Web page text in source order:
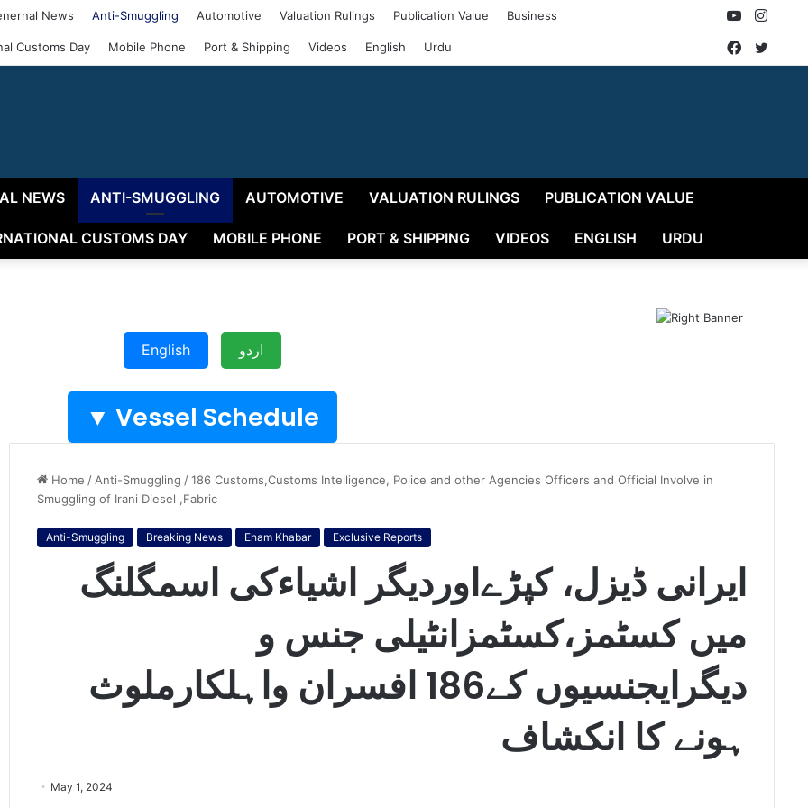
News Anti-Smuggling Automotive Valuation Rulings Publication Value Business
Customs Day Mobile Phone Port & Shipping Videos English Urdu
YouTube
Facebook
NEWS ANTI-SMUGGLING AUTOMOTIVE VALUATION RULINGS PUBLICATION VALUE
CUSTOMS DAY MOBILE PHONE PORT & SHIPPING VIDEOS ENGLISH URDU
English اردو
Vessel Schedule ▼
Home / Anti-Smuggling / 186 Customs,Customs Intelligence, Police and other Agencies Officers and Official Involve in
Smuggling of Irani Diesel ,Fabric
Anti-Smuggling Breaking News Eham Khabar Exclusive Reports
ایرانی ڈیزل، کپڑےاوردیگر اشیاءکی اسمگلنگ
میں کسٹمز،کسٹمزانٹیلی جنس و
دیگرایجنسیوں کے186 افسران واہلکارملوث
ہونے کا انکشاف
May 1, 2024